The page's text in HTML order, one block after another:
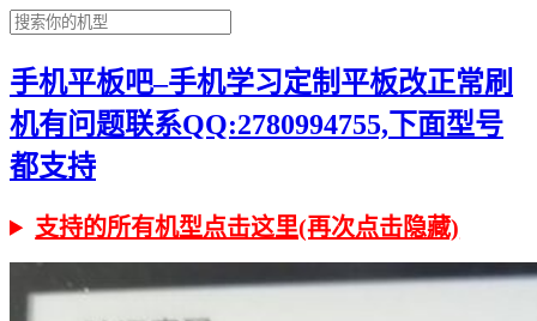
手机平板吧–手机学习定制平板改正常刷
机有问题联系QQ:2780994755,下面型号
都支持
支持的所有机型点击这里(再次点击隐藏)